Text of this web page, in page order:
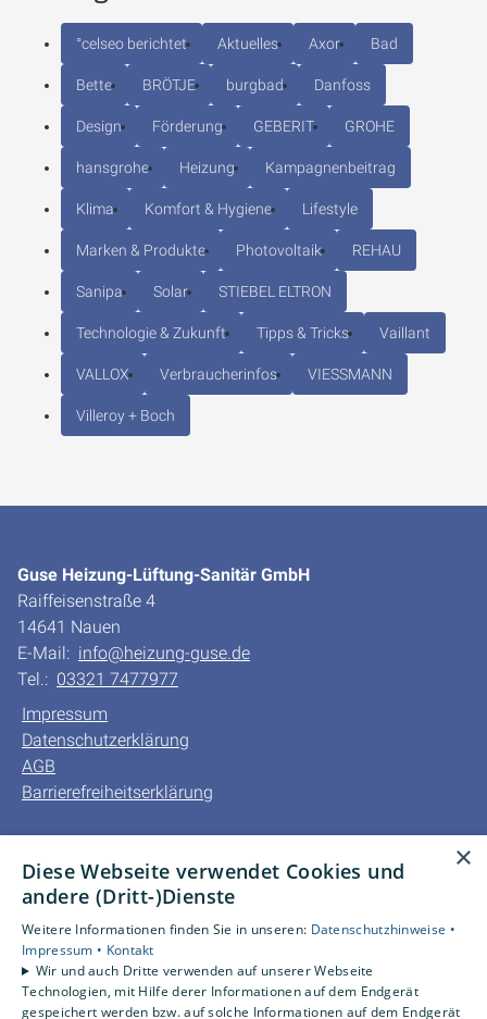
°celseo berichtet Aktuelles Axor Bad
Bette BRÖTJE burgbad Danfoss
Design Förderung GEBERIT GROHE
hansgrohe Heizung Kampagnenbeitrag
Klima Komfort & Hygiene Lifestyle
Marken & Produkte Photovoltaik REHAU
Sanipa Solar STIEBEL ELTRON
Technologie & Zukunft Tipps & Tricks Vaillant
VALLOX Verbraucherinfos VIESSMANN
Villeroy + Boch
Guse Heizung-Lüftung-Sanitär GmbH
Raiffeisenstraße 4
14641 Nauen
E-Mail: info@heizung-guse.de
Tel.: 03321 7477977
Impressum
Datenschutzerklärung
AGB
Barrierefreiheitserklärung
Privatkunden
Gewerbekunden
Karriere
Unternehmen
Kontakt
×
Diese Webseite verwendet Cookies und
andere (Dritt-)Dienste
Weitere Informationen finden Sie in unseren: Datenschutzhinweise •
Impressum • Kontakt
Wir und auch Dritte verwenden auf unserer Webseite
Technologien, mit Hilfe derer Informationen auf dem Endgerät
gespeichert werden bzw. auf solche Informationen auf dem Endgerät